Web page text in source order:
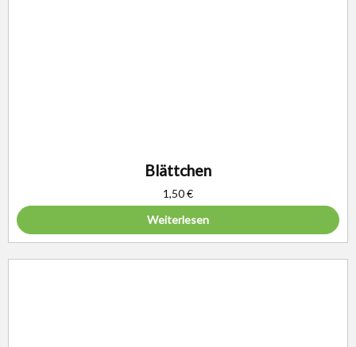
Blättchen
1,50€
Weiterlesen